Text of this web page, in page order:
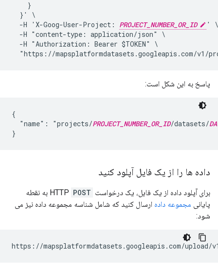
    }
  }' \
  -H 'X-Goog-User-Project:
PROJECT_NUMBER_OR_ID
' \
  -H "content-type: application/json" \
  -H "Authorization: Bearer $TOKEN" \
"https://mapsplatformdatasets.googleapis.com/v1/
پاسخ به این شکل است:
{
  "name": "projects/
PROJECT_NUMBER_OR_ID/datasets/
داده ها را از یک فایل آپلود کنید
برای آپلود داده از یک فایل، یک درخواست HTTP POST
به نقطه
پایانی مجموعه داده ارسال کنید که شامل شناسه مجموعه داده نیز می
شود:
https://mapsplatformdatasets.googleapis.com/upload/